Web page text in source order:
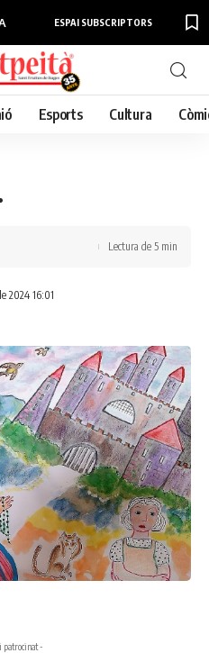
ESPAI SUBSCRIPTORS
Esports Cultura
2024 16:01
Lectura de 5 min
patrocinat -